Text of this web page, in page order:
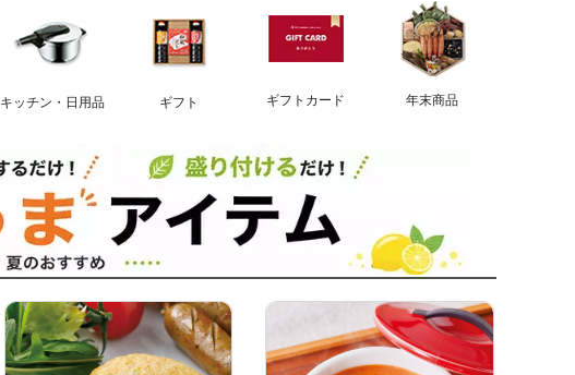
キッチン・日用品 ギフト ギフトカード 年末商品